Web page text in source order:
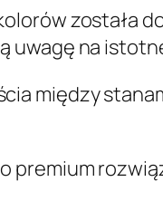
została
na
między